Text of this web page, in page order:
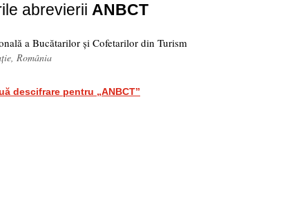
abrevierii ANBCT
a Bucătarilor și Cofetarilor din Turism
România
descifrare pentru „ANBCT”